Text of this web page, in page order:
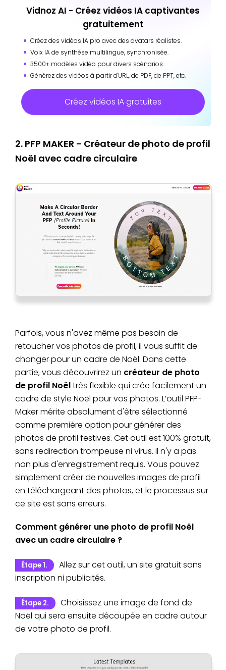
Vidnoz AI - Créez vidéos IA captivantes
gratuitement
Créez des vidéos IA pro avec des avatars réalistes.
Voix IA de synthèse multilingue, synchronisée.
3500+ modèles vidéo pour divers scénarios.
Générez des vidéos à partir d'URL, de PDF, de PPT, etc.
Créez vidéos IA gratuites
2. PFP MAKER - Créateur de photo de profil
Noël avec cadre circulaire
Parfois, vous n'avez même pas besoin de
retoucher vos photos de profil, il vous suffit de
changer pour un cadre de Noël. Dans cette
partie, vous découvrirez un créateur de photo
de profil Noëltrès flexible qui crée facilement un
cadre de style Noël pour vos photos. L’outil PFP-
Maker mérite absolument d'être sélectionné
comme première option pour générer des
photos de profil festives. Cet outil est 100% gratuit,
sans redirection trompeuse ni virus. Il n'y a pas
non plus d'enregistrement requis. Vous pouvez
simplement créer de nouvelles images de profil
en téléchargeant des photos, et le processus sur
ce site est sans erreurs.
Comment générer une photo de profil Noël
avec un cadre circulaire ?
Étape 1.
Allez sur cet outil, un site gratuit sans
inscription ni publicités.
Étape 2.
Choisissez une image de fond de
Noël qui sera ensuite découpée en cadre autour
de votre photo de profil.